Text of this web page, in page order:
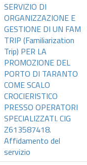
SERVIZIO DI
ORGANIZZAZIONE E
GESTIONE DI UN FAM
TRIP (Familiarization
Trip) PER LA
PROMOZIONE DEL
PORTO DI TARANTO
COME SCALO
CROCIERISTICO
PRESSO OPERATORI
SPECIALIZZATI. CIG
Z613587418.
Affidamento del
servizio